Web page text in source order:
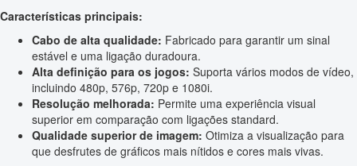
Características principais:
Cabo de alta qualidade: Fabricado para garantir um sinal
estável e uma ligação duradoura.
Alta definição para os jogos: Suporta vários modos de vídeo,
incluindo 480p, 576p, 720p e 1080i.
Resolução melhorada: Permite uma experiência visual
superior em comparação com ligações standard.
Qualidade superior de imagem: Otimiza a visualização para
que desfrutes de gráficos mais nítidos e cores mais vivas.